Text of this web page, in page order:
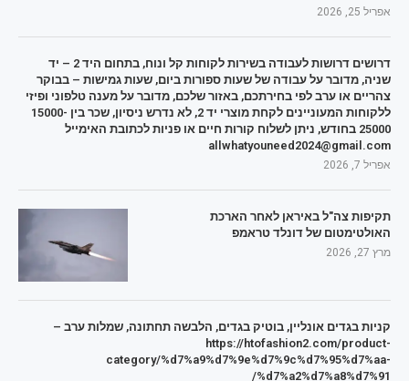
אפריל 25, 2026
דרושים דרושות לעבודה בשירות לקוחות קל ונוח, בתחום היד 2 – יד
שניה, מדובר על עבודה של שעות ספורות ביום, שעות גמישות – בבוקר
צהריים או ערב לפי בחירתכם, באזור שלכם, מדובר על מענה טלפוני ופיזי
ללקוחות המעוניינים לקחת מוצרי יד 2, לא נדרש ניסיון, שכר בין 15000-
25000 בחודש, ניתן לשלוח קורות חיים או פניות לכתובת האימייל
allwhatyouneed2024@gmail.com
אפריל 7, 2026
תקיפות צה"ל באיראן לאחר הארכת
האולטימטום של דונלד טראמפ
מרץ 27, 2026
קניות בגדים אונליין, בוטיק בגדים, הלבשה תחתונה, שמלות ערב –
https://htofashion2.com/product-
category/%d7%a9%d7%9e%d7%9c%d7%95%d7%aa-
%d7%a2%d7%a8%d7%91/